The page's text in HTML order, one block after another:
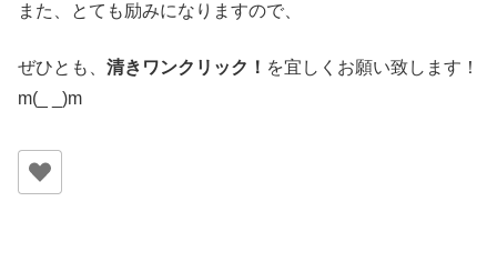
また、とても励みになりますので、
ぜひとも、 清きワンクリック！ を宜しくお願い致します！
m(_ _)m